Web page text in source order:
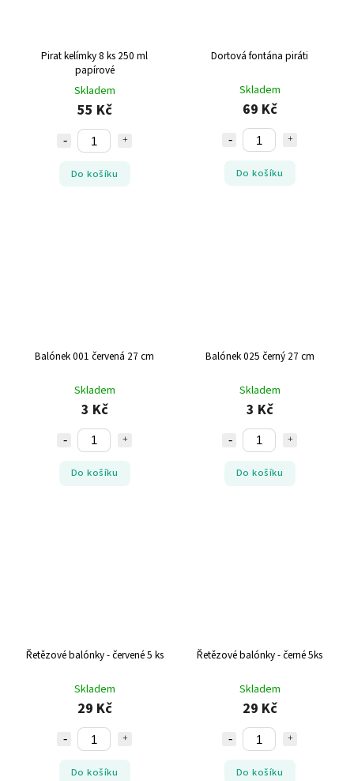
Pirat kelímky 8 ks 250 ml
papírové
Skladem
55 Kč
Do košíku
Dortová fontána piráti
Skladem
69 Kč
Do košíku
Balónek 001 červená 27 cm
Skladem
3 Kč
Do košíku
Balónek 025 černý 27 cm
Skladem
3 Kč
Do košíku
Řetězové balónky - červené 5 ks
Skladem
29 Kč
Do košíku
Řetězové balónky - černé 5ks
Skladem
29 Kč
Do košíku